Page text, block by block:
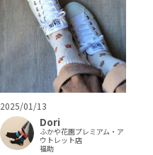
2025/01/13
Dori
ふかや花園プレミアム・ア
ウトレット店
福助